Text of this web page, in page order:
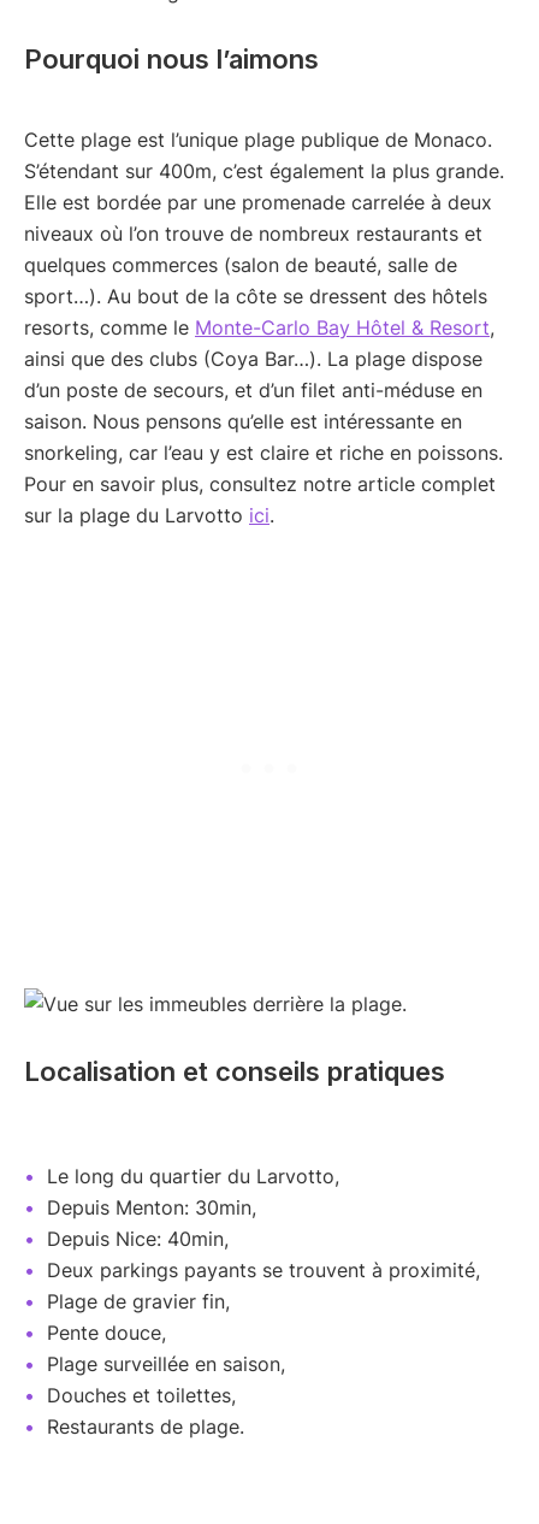
Pourquoi nous l’aimons
Cette plage est l’unique plage publique de Monaco.
S’étendant sur 400m, c’est également la plus grande.
Elle est bordée par une promenade carrelée à deux
niveaux où l’on trouve de nombreux restaurants et
quelques commerces (salon de beauté, salle de
sport…). Au bout de la côte se dressent des hôtels
resorts, comme le Monte-Carlo Bay Hôtel & Resort,
ainsi que des clubs (Coya Bar…). La plage dispose
d’un poste de secours, et d’un filet anti-méduse en
saison. Nous pensons qu’elle est intéressante en
snorkeling, car l’eau y est claire et riche en poissons.
Pour en savoir plus, consultez notre article complet
sur la plage du Larvotto ici.
Localisation et conseils pratiques
Le long du quartier du Larvotto,
Depuis Menton: 30min,
Depuis Nice: 40min,
Deux parkings payants se trouvent à proximité,
Plage de gravier fin,
Pente douce,
Plage surveillée en saison,
Douches et toilettes,
Restaurants de plage.